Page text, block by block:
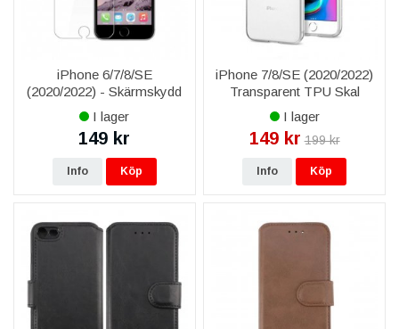
iPhone 6/7/8/SE
(2020/2022) - Skärmskydd
Härdat Japan Glas 0.2mm
I lager
149 kr
Info Köp
iPhone 7/8/SE (2020/2022)
Transparent TPU Skal
I lager
149 kr 199 kr
Info Köp